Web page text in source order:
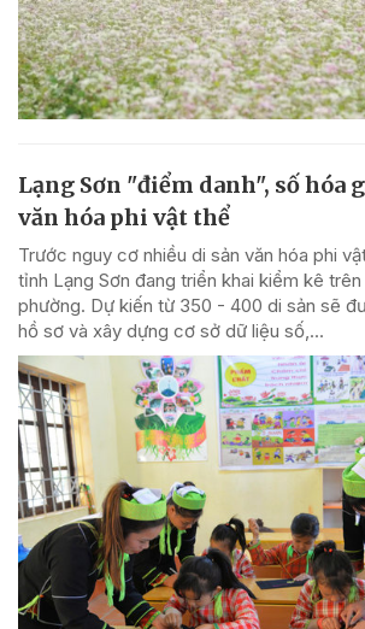
Lạng Sơn "điểm danh", số hóa
văn hóa phi vật thể
Trước nguy cơ nhiều di sản văn hóa phi
tỉnh Lạng Sơn đang triển khai kiểm kê
phường. Dự kiến từ 350 - 400 di sản sẽ
hồ sơ và xây dựng cơ sở dữ liệu số,...